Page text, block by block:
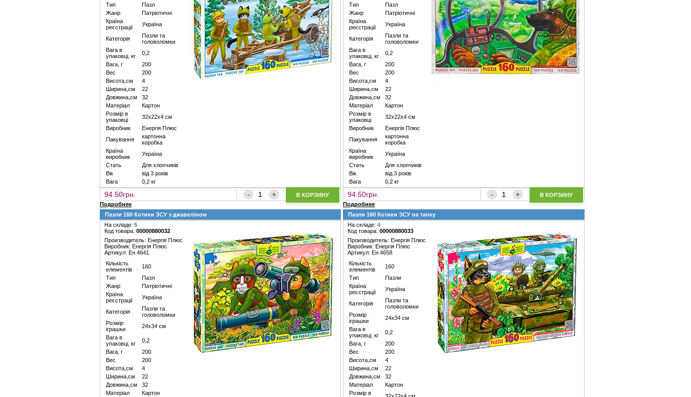
Тип
Пазл
Жанр
Патріотичні
Країна
реєстрації
Україна
Категорія
Пазли та
головоломки
Вага в
упаковці, кг
0,2
Вага, г
200
Вес
200
Висота,см
4
Ширина,см
22
Довжина,см
32
Матеріал
Картон
Розмір в
упаковці
32х22х4 см
Виробник
Енергія Плюс
Пакування
картонна
коробка
Країна
виробник
Україна
Стать
Для хлопчиків
Вік
від 3 років
Вага
0,2 кг
94.50грн. В КОРЗИНУ
Тип
Пазл
Жанр
Патріотичні
Країна
реєстрації
Україна
Категорія
Пазли та
головоломки
Вага в
упаковці, кг
0,2
Вага, г
200
Вес
200
Висота,см
4
Ширина,см
22
Довжина,см
32
Матеріал
Картон
Розмір в
упаковці
32х22х4 см
Виробник
Енергія Плюс
Пакування
картонна
коробка
Країна
виробник
Україна
Стать
Для хлопчиків
Вік
від 3 років
Вага
0,2 кг
94.50грн.
В КОРЗИНУ
Подробнее
Подробнее
Пазли 160 Котики ЗСУ з джавеліном
На складе: 5
Код товара: 00000880032
Производитель: Енергія Плюс
Виробник: Енергія Плюс
Артикул: Ен.4641
Кількість
елементів
160
Тип
Пазл
Жанр
Патріотичні
Країна
реєстрації
Україна
Категорія
Пазли та
головоломки
Розмір
іграшки
24х34 см
Вага в
упаковці, кг
0,2
Вага, г
200
Вес
200
Висота,см
4
Ширина,см
22
Довжина,см
32
Матеріал
Картон
Пазли 160 Котики ЗСУ на танку
На складе: 4
Код товара: 00000880033
Производитель: Енергія Плюс
Виробник: Енергія Плюс
Артикул: Ен.4658
Кількість
елементів
160
Тип
Пазли
Країна
реєстрації
Україна
Категорія
Пазли та
головоломки
Розмір
іграшки
24х34 см
Вага в
упаковці, кг
0,2
Вага, г
200
Вес
200
Висота,см
4
Ширина,см
22
Довжина,см
32
Матеріал
Картон
Розмір в